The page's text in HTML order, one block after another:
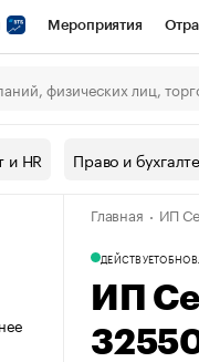
Мероприятия
СПб Спецпроекты
Рынок наличной валюты
HR Право и
Главная ИП
ДЕЙСТВУЕТ
ИП